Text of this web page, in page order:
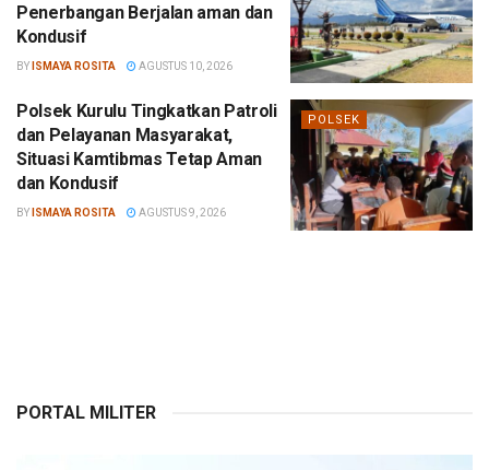
Penerbangan Berjalan aman dan
Kondusif
BY ISMAYA ROSITA AGUSTUS 10, 2026
POLSEK
Polsek Kurulu Tingkatkan Patroli
dan Pelayanan Masyarakat,
Situasi Kamtibmas Tetap Aman
dan Kondusif
BY ISMAYA ROSITA AGUSTUS 9, 2026
PORTAL MILITER